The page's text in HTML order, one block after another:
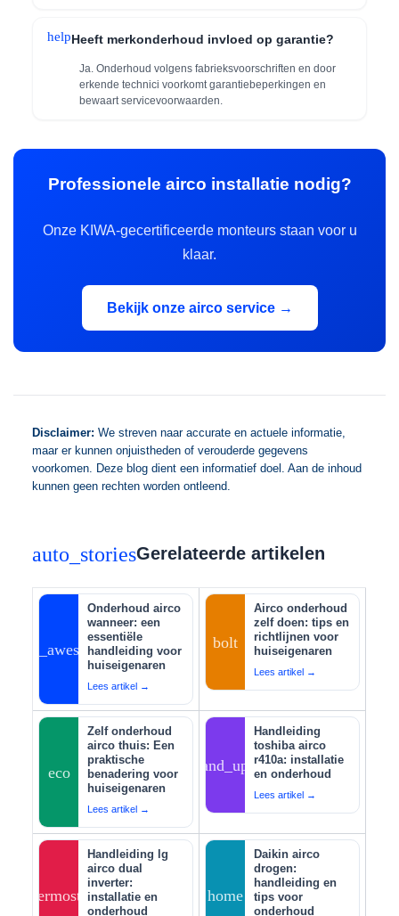
helpHeeft merkonderhoud invloed op garantie?
Ja. Onderhoud volgens fabrieksvoorschriften en door
erkende technici voorkomt garantiebeperkingen en
bewaart servicevoorwaarden.
Professionele airco installatie nodig?
Onze KIWA-gecertificeerde monteurs staan voor u
klaar.
Bekijk onze airco service →
Disclaimer: We streven naar accurate en actuele informatie,
maar er kunnen onjuistheden of verouderde gegevens
voorkomen. Deze blog dient een informatief doel. Aan de inhoud
kunnen geen rechten worden ontleend.
auto_storiesGerelateerde artikelen
auto_awesome
Onderhoud airco
wanneer: een
essentiële
handleiding voor
huiseigenaren
Lees artikel →
bolt
Airco onderhoud
zelf doen: tips en
richtlijnen voor
huiseigenaren
Lees artikel →
eco
Zelf onderhoud
airco thuis: Een
praktische
benadering voor
huiseigenaren
Lees artikel →
tips_and_updates
Handleiding
toshiba airco
r410a: installatie
en onderhoud
Lees artikel →
thermostat
Handleiding lg
airco dual
inverter:
installatie en
onderhoud
home
Daikin airco
drogen:
handleiding en
tips voor
onderhoud